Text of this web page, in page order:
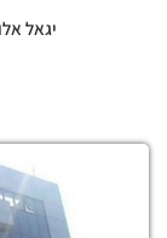
יגאל אלון